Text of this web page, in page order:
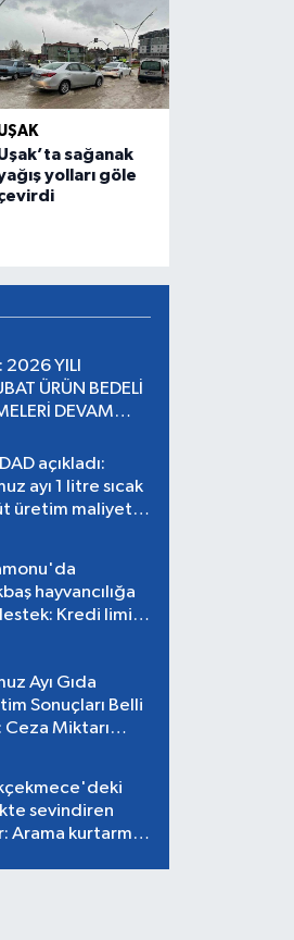
sağanak
yolları göle
2026 YILI
ÜRÜN BEDELİ
DEVAM
açıkladı:
ayı 1 litre sıcak
üretim maliyeti
hayvancılığa
Kredi limiti
Ayı Gıda
Sonuçları Belli
Ceza Miktarı
sevindiren
Arama kurtarma